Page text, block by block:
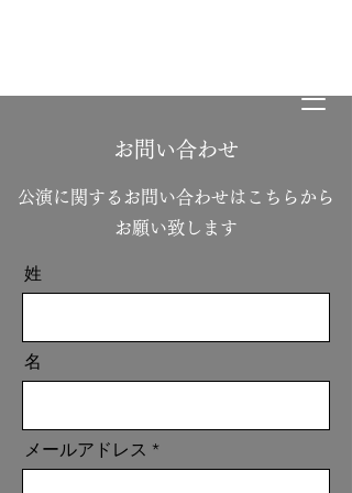
お問い合わせ
​公演に関するお問い合わせはこちらから
お願い致します
姓
名
メールアドレス